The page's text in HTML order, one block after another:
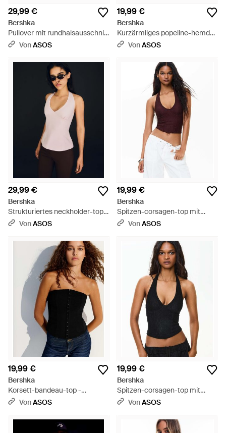
29,99 €
Bershka
Pullover mit rundhalsausschnitt
- Schwarz
VonASOS
19,99 €
Bershka
Kurzärmliges popeline-hemd
mit schleife - Schwarz
VonASOS
29,99 €
Bershka
Strukturiertes neckholder-top
mit bindebändern - Schwarz
VonASOS
19,99 €
Bershka
Spitzen-corsagen-top mit
neckholder - Schwarz
VonASOS
19,99 €
Bershka
Korsett-bandeau-top -
Schwarz
VonASOS
19,99 €
Bershka
Spitzen-corsagen-top mit
neckholder - Schwarz
VonASOS